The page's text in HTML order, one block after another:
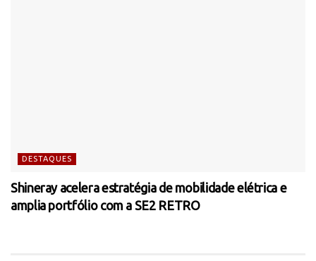
DESTAQUES
Shineray acelera estratégia de mobilidade elétrica e
amplia portfólio com a SE2 RETRO